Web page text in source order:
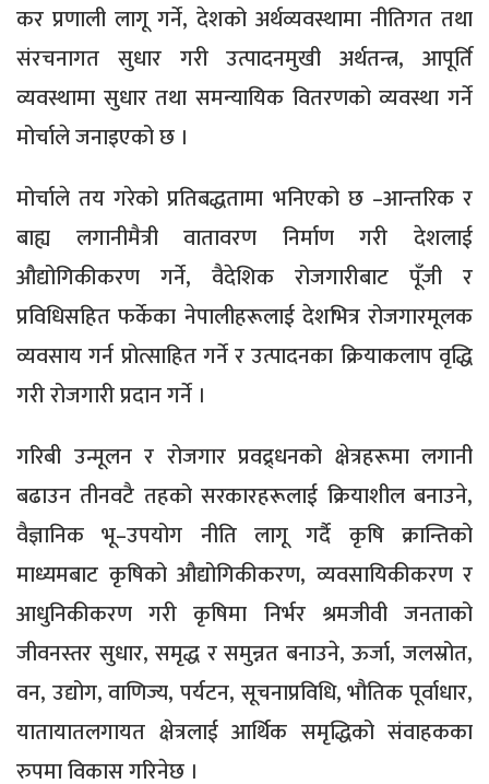
कर प्रणाली लागू गर्ने, देशको अर्थव्यवस्थामा नीतिगत तथा
संरचनागत सुधार गरी उत्पादनमुखी अर्थतन्त्र, आपूर्ति
व्यवस्थामा सुधार तथा समन्यायिक वितरणको व्यवस्था गर्ने
मोर्चाले जनाइएको छ ।
मोर्चाले तय गरेको प्रतिबद्धतामा भनिएको छ –आन्तरिक र
बाह्य लगानीमैत्री वातावरण निर्माण गरी देशलाई
औद्योगिकीकरण गर्ने, वैदेशिक रोजगारीबाट पूँजी र
प्रविधिसहित फर्केका नेपालीहरूलाई देशभित्र रोजगारमूलक
व्यवसाय गर्न प्रोत्साहित गर्ने र उत्पादनका क्रियाकलाप वृद्धि
गरी रोजगारी प्रदान गर्ने ।
गरिबी उन्मूलन र रोजगार प्रवद्र्धनको क्षेत्रहरूमा लगानी
बढाउन तीनवटै तहको सरकारहरूलाई क्रियाशील बनाउने,
वैज्ञानिक भू–उपयोग नीति लागू गर्दै कृषि क्रान्तिको
माध्यमबाट कृषिको औद्योगिकीकरण, व्यवसायिकीकरण र
आधुनिकीकरण गरी कृषिमा निर्भर श्रमजीवी जनताको
जीवनस्तर सुधार, समृद्ध र समुन्नत बनाउने, ऊर्जा, जलस्रोत,
वन, उद्योग, वाणिज्य, पर्यटन, सूचनाप्रविधि, भौतिक पूर्वाधार,
यातायातलगायत क्षेत्रलाई आर्थिक समृद्धिको संवाहकका
रुपमा विकास गरिनेछ ।